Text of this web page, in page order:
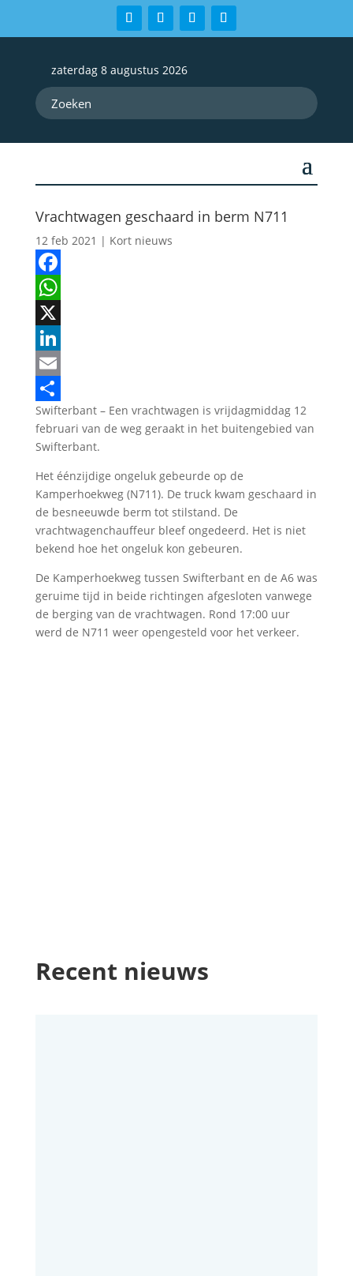
zaterdag 8 augustus 2026
Vrachtwagen geschaard in berm N711
12 feb 2021 | Kort nieuws
Facebook
WhatsApp
X
LinkedIn
Email
Delen
Swifterbant – Een vrachtwagen is vrijdagmiddag 12
februari van de weg geraakt in het buitengebied van
Swifterbant.
Het éénzijdige ongeluk gebeurde op de
Kamperhoekweg (N711). De truck kwam geschaard in
de besneeuwde berm tot stilstand. De
vrachtwagenchauffeur bleef ongedeerd. Het is niet
bekend hoe het ongeluk kon gebeuren.
De Kamperhoekweg tussen Swifterbant en de A6 was
geruime tijd in beide richtingen afgesloten vanwege
de berging van de vrachtwagen. Rond 17:00 uur
werd de N711 weer opengesteld voor het verkeer.
Recent nieuws